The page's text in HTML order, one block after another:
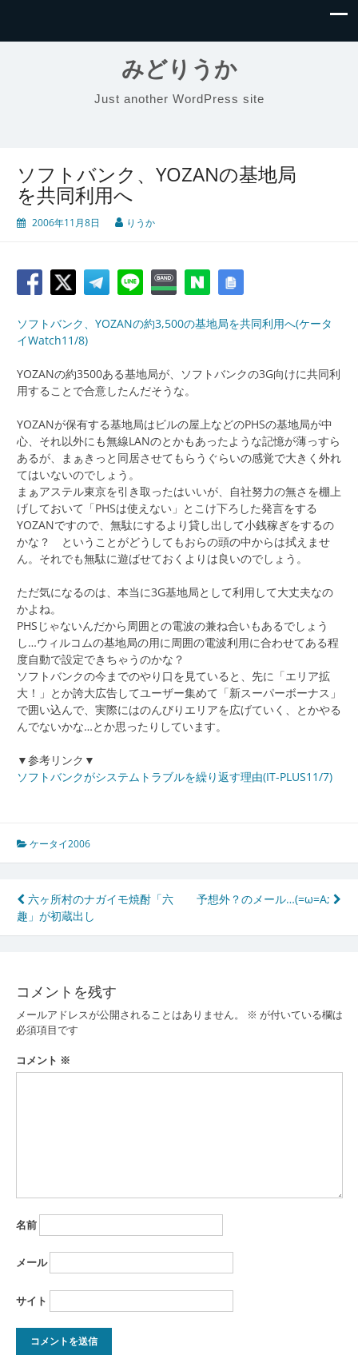
みどりうか
Just another WordPress site
ソフトバンク、YOZANの基地局
を共同利用へ
2006年11月8日 りうか
ソフトバンク、YOZANの約3,500の基地局を共同利用へ(ケータ
イWatch11/8)
YOZANの約3500ある基地局が、ソフトバンクの3G向けに共同利
用することで合意したんだそうな。
YOZANが保有する基地局はビルの屋上などのPHSの基地局が中
心、それ以外にも無線LANのとかもあったような記憶が薄っすら
あるが、まぁきっと同居させてもらうぐらいの感覚で大きく外れ
てはいないのでしょう。
まぁアステル東京を引き取ったはいいが、自社努力の無さを棚上
げしておいて「PHSは使えない」とこけ下ろした発言をする
YOZANですので、無駄にするより貸し出して小銭稼ぎをするの
かな？ ということがどうしてもおらの頭の中からは拭えませ
ん。それでも無駄に遊ばせておくよりは良いのでしょう。
ただ気になるのは、本当に3G基地局として利用して大丈夫なの
かよね。
PHSじゃないんだから周囲との電波の兼ね合いもあるでしょう
し…ウィルコムの基地局の用に周囲の電波利用に合わせてある程
度自動で設定できちゃうのかな？
ソフトバンクの今までのやり口を見ていると、先に「エリア拡
大！」とか誇大広告してユーザー集めて「新スーパーボーナス」
で囲い込んで、実際にはのんびりエリアを広げていく、とかやる
んでないかな…とか思ったりしています。
▼参考リンク▼
ソフトバンクがシステムトラブルを繰り返す理由(IT-PLUS11/7)
ケータイ2006
投
稿
ビ
ゲ
ー
シ
六ヶ所村のナガイモ焼酎「六
趣」が初蔵出し
予想外？のメール…(=ω=A;
コメントを残す
メールアドレスが公開されることはありません。 ※ が付いている欄は
必須項目です
コメント ※
名前
メール
サイト